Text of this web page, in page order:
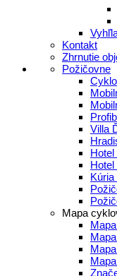
Kontakt
Zhrnutie
Požičovne
Villa
Kúria
Mapa